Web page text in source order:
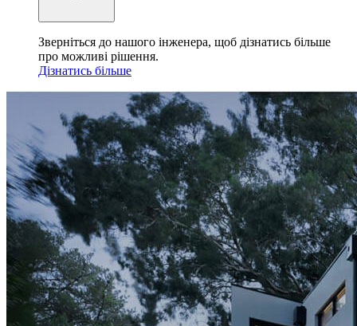
Зверніться до нашого інженера, щоб дізнатись більше
про можливі рішення.
Дізнатись більше